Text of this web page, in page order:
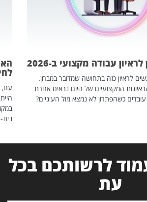
עבודה מקצועי ב-2026
לראיון כזה בתחושה שמדובר במבחן.
המקצועיים של היום נראים אחרת
כשהפתרון לא נמצא מול העיניים?
עם,
לרשותכם בכל
עת